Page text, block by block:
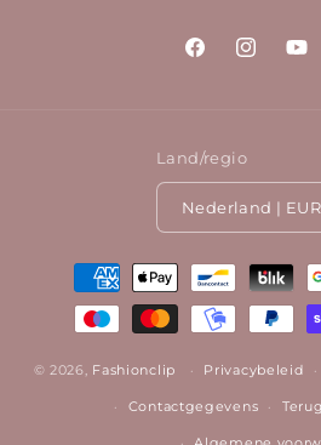
FacebookInstagram
Land/regio
Betaalmethoden
© 2026, Fashionclip Privacybeleid
Contactgegevens